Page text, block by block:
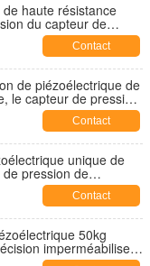
haute résistance
du capteur de
Contact
de piézoélectrique de
le capteur de pression
précision 300kg
Contact
unique de
pression de
de grande
Contact
50kg
imperméabilisent